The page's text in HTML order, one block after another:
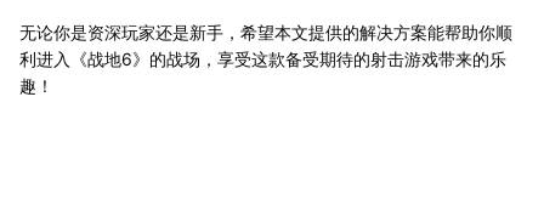
无论你是资深玩家还是新手，希望本文提供的解决方案能帮助你顺
利进入《战地6》的战场，享受这款备受期待的射击游戏带来的乐
趣！